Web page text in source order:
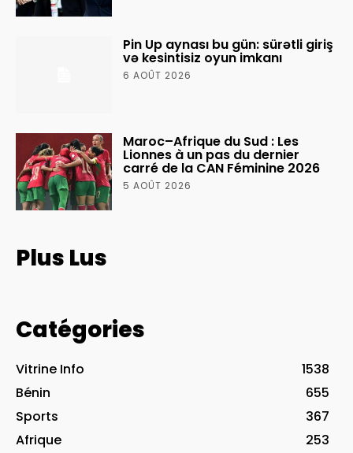
Pin Up aynası bu gün: sürətli giriş
və kesintisiz oyun imkanı
6 AOÛT 2026
Maroc–Afrique du Sud : Les
Lionnes à un pas du dernier
carré de la CAN Féminine 2026
5 AOÛT 2026
Plus Lus
Catégories
Vitrine Info
1538
Bénin
655
Sports
367
Afrique
253